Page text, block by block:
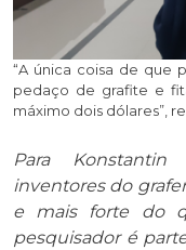
“A única coisa de que
pedaço de grafite e
máximo dois dólares”,
Para Konstantin
inventores do
e mais forte do
pesquisador é